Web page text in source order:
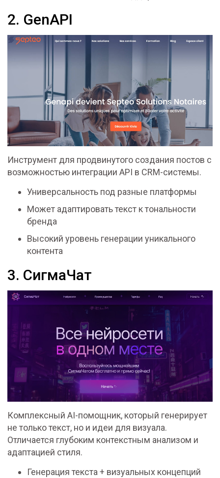
2. GenAPI
Инструмент для продвинутого создания постов с
возможностью интеграции API в CRM-системы.
Универсальность под разные платформы
Может адаптировать текст к тональности
бренда
Высокий уровень генерации уникального
контента
3. СигмаЧат
Комплексный AI-помощник, который генерирует
не только текст, но и идеи для визуала.
Отличается глубоким контекстным анализом и
адаптацией стиля.
Генерация текста + визуальных концепций